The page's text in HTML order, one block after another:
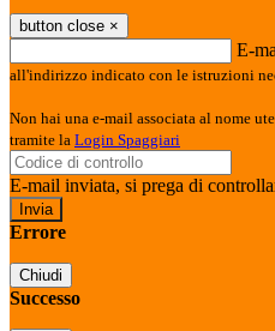
button close ×
E-
all'indirizzo indicato con le istruzioni
Non hai una e-mail associata al nome
tramite la Login Spaggiari
E-mail inviata, si prega di
Errore
Chiudi
Successo